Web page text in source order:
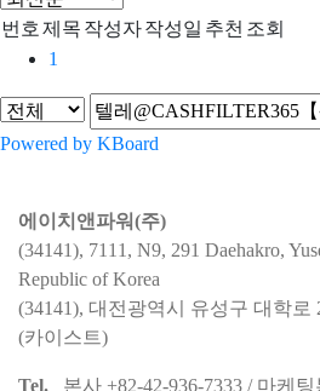
번호 제목 작성자작성일 추천 조회
1
Powered by KBoard
에이치앤파워(주)
(34141), 7111, N9, 291 Daehakro,
Republic of Korea
(34141), 대전광역시 유성구 대학로
(카이스트)
Tel. 본사 +82-42-936-7333 / 마케